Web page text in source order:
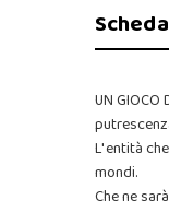
UN GIOCO
L' entità
mondi.
Che ne